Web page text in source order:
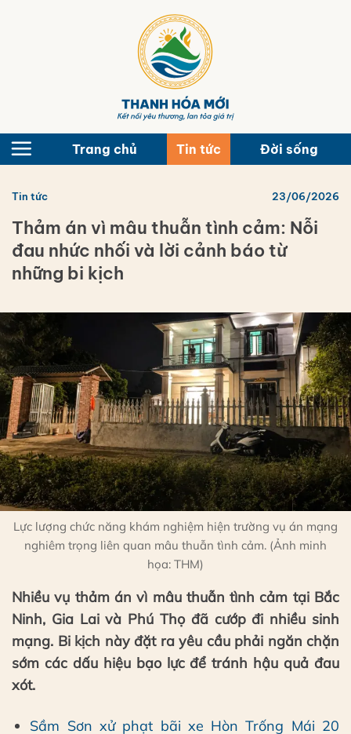
Trang chủ Tin tức Đời sống
Tin tức 23/06/2026
Thảm án vì mâu thuẫn tình cảm: Nỗi
đau nhức nhối và lời cảnh báo từ
những bi kịch
Lực lượng chức năng khám nghiệm hiện trường vụ án mạng
nghiêm trọng liên quan mâu thuẫn tình cảm. (Ảnh minh
họa: THM)
Nhiều vụ thảm án vì mâu thuẫn tình cảm tại Bắc
Ninh, Gia Lai và Phú Thọ đã cướp đi nhiều sinh
mạng. Bi kịch này đặt ra yêu cầu phải ngăn chặn
sớm các dấu hiệu bạo lực để tránh hậu quả đau
xót.
Sầm Sơn xử phạt bãi xe Hòn Trống Mái 20